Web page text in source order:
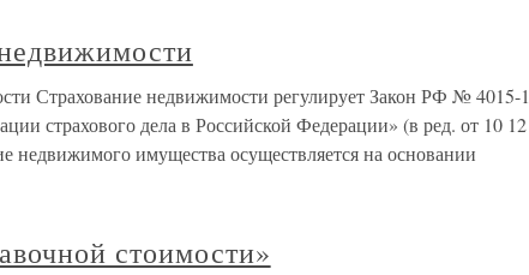
Страхование недвижимости регулирует Закон РФ № 4015-1
страхового дела в Российской Федерации» (в ред. от 10 12
недвижимого имущества осуществляется на основании
стоимости»